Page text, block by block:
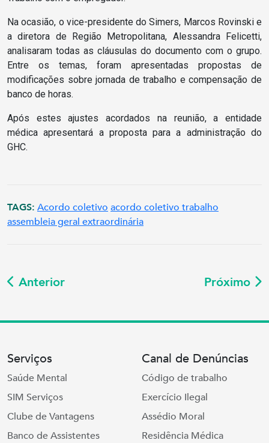
Na ocasião, o vice-presidente do Simers, Marcos Rovinski e
a diretora de Região Metropolitana, Alessandra Felicetti,
analisaram todas as cláusulas do documento com o grupo.
Entre os temas, foram apresentadas propostas de
modificações sobre jornada de trabalho e compensação de
banco de horas.
Após estes ajustes acordados na reunião, a entidade
médica apresentará a proposta para a administração do
GHC.
TAGS: Acordo coletivo acordo coletivo trabalho
assembleia geral extraordinária
Anterior Próximo
Serviços
Saúde Mental
SIM Serviços
Clube de Vantagens
Banco de Assistentes
Canal de Denúncias
Código de trabalho
Exercício Ilegal
Assédio Moral
Residência Médica